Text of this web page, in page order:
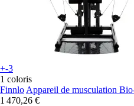
+-3
1 coloris
Finnlo Appareil de musculation
1 470,26 €